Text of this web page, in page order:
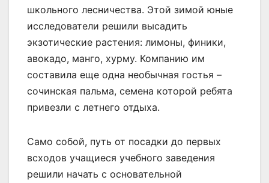
школьного лесничества. Этой зимой юные
исследователи решили высадить
экзотические растения: лимоны, финики,
авокадо, манго, хурму. Компанию им
составила еще одна необычная гостья –
сочинская пальма, семена которой ребята
привезли с летнего отдыха.
Само собой, путь от посадки до первых
всходов учащиеся учебного заведения
решили начать с основательной